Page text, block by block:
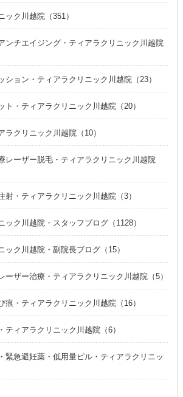
ック川越院（351）
ンチエイジング・ティアラクリニック川越院
ション・ティアラクリニック川越院（23）
ト・ティアラクリニック川越院（20）
ラクリニック川越院（10）
レーザー脱毛・ティアラクリニック川越院
射・ティアラクリニック川越院（3）
ック川越院・スタッフブログ（1128）
ック川越院・副院長ブログ（15）
ーザー治療・ティアラクリニック川越院（5）
痕・ティアラクリニック川越院（16）
ティアラクリニック川越院（6）
緊急避妊薬・低用量ピル・ティアラクリニッ